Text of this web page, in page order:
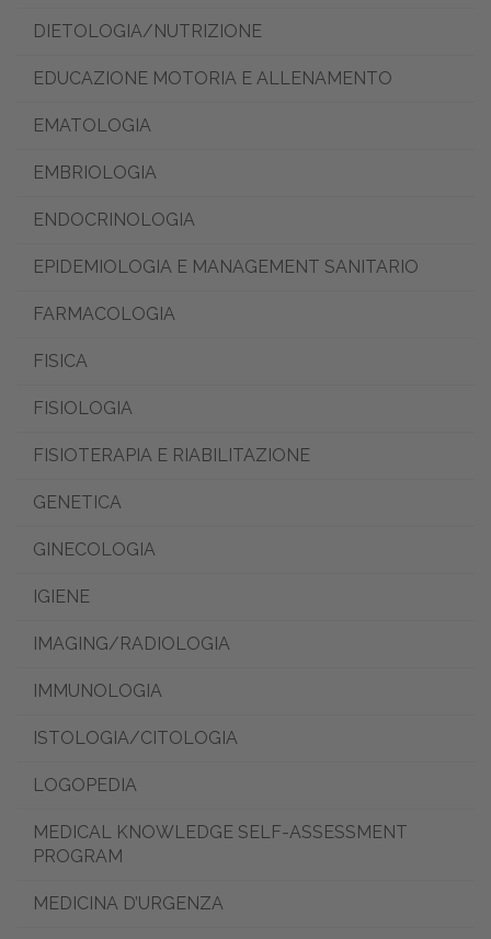
DIETOLOGIA/NUTRIZIONE
EDUCAZIONE MOTORIA E ALLENAMENTO
EMATOLOGIA
EMBRIOLOGIA
ENDOCRINOLOGIA
EPIDEMIOLOGIA E MANAGEMENT SANITARIO
FARMACOLOGIA
FISICA
FISIOLOGIA
FISIOTERAPIA E RIABILITAZIONE
GENETICA
GINECOLOGIA
IGIENE
IMAGING/RADIOLOGIA
IMMUNOLOGIA
ISTOLOGIA/CITOLOGIA
LOGOPEDIA
MEDICAL KNOWLEDGE SELF-ASSESSMENT
PROGRAM
MEDICINA D’URGENZA